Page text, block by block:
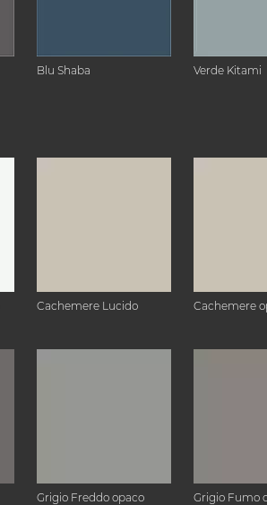
Blu Shaba Verde Kitami
Cachemere Lucido Cachemere
Grigio Freddo opaco Grigio Fumo